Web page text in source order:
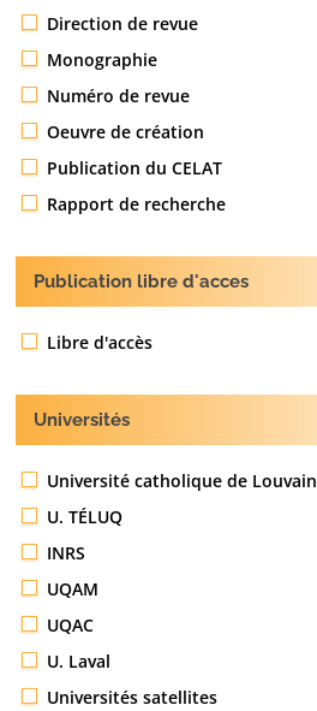
Direction de revue
Monographie
Numéro de revue
Oeuvre de création
Publication du CELAT
Rapport de recherche
Publication libre d'acces
Libre d'accès
Universités
Université catholique de Louvain
U. TÉLUQ
INRS
UQAM
UQAC
U. Laval
Universités satellites